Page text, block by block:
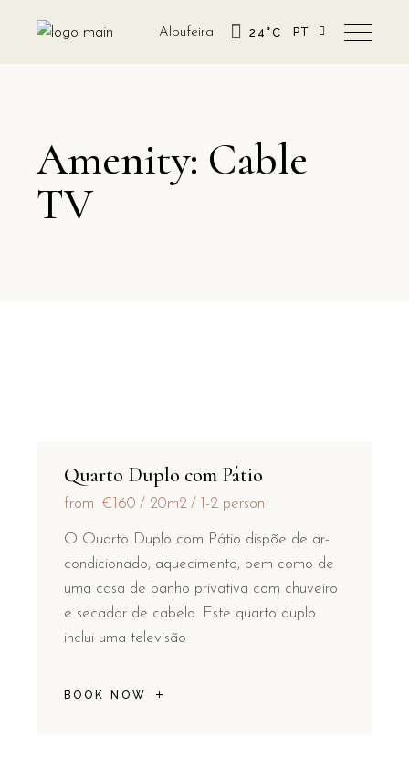
Albufeira 24 °C PT
Amenity: Cable
TV
Quarto Duplo com Pátio
from €160 20m2 1-2 person
O Quarto Duplo com Pátio dispõe de ar-
condicionado, aquecimento, bem como de
uma casa de banho privativa com chuveiro
e secador de cabelo. Este quarto duplo
inclui uma televisão
BOOK NOW